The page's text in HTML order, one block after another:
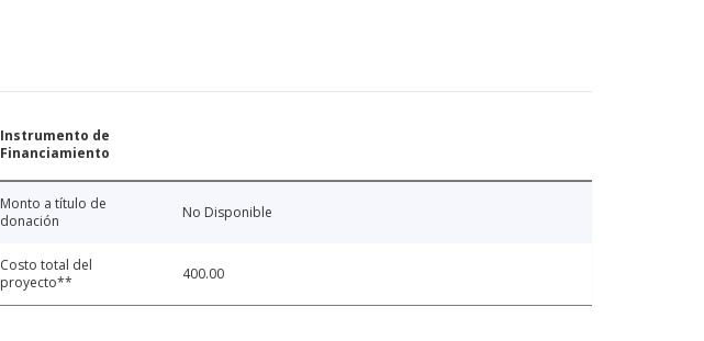
Instrumento de
Financiamiento
Monto a título de
donación
No Disponible
Costo total del
proyecto**
400.00